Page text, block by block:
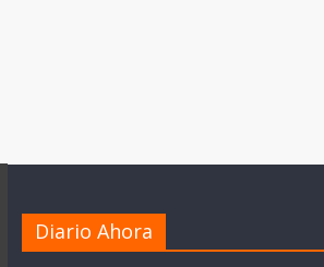
Diario Ahora